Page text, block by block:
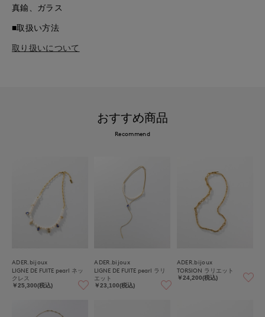
真鍮、ガラス
■取扱い方法
取り扱いについて
おすすめ商品
Recommend
ADER.bijoux
LIGNE DE FUITE pearl ネッ
クレス
￥25,300(税込)
ADER.bijoux
LIGNE DE FUITE pearl ラリ
エット
￥23,100(税込)
ADER.bijoux
TORSION ラリエット
￥24,200(税込)